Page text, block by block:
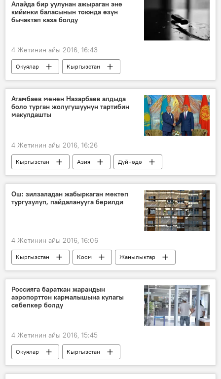
Алайда бир уулунан ажыраган эне
кийинки баласынын тоюнда өзүн
бычактап каза болду
4 Жетинин айы 2016, 16:43
Окуялар
Кыргызстан
Жаңылыктар
Алай району
бычак
той
Атамбаев менен Назарбаев алдыда
боло турган жолугушуунун тартибин
макулдашты
4 Жетинин айы 2016, 16:26
Кыргызстан Азия
Дүйнөдө
Жаңылыктар
Саясат
Нурсултан Назарбаев
мамиле
Ош: зилзаладан жабыркаган мектеп
тургузулуп, пайдаланууга берилди
4 Жетинин айы 2016, 16:06
Кыргызстан Коом
Жаңылыктар
Ош
Сооронбай Жээнбеков
Россияга бараткан жарандын
аэропорттон кармалышына кулагы
себепкер болду
4 Жетинин айы 2016, 15:45
Окуялар
Кыргызстан
Жаңылыктар
аэропорт